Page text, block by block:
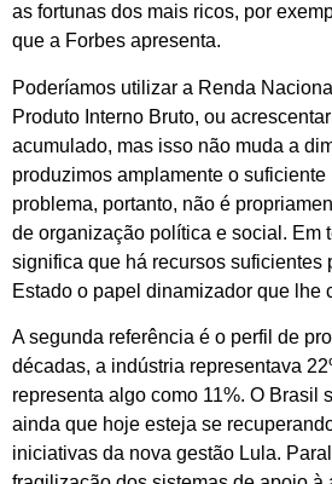
as fortunas dos mais ricos, por
que a Forbes apresenta.
Poderíamos utilizar a Renda
Produto Interno Bruto, ou
acumulado, mas isso não muda a
produzimos amplamente o
problema, portanto, não é
de organização política e social. Em
significa que há recursos suficientes
Estado o papel dinamizador que lhe
A segunda referência é o perfil de
décadas, a indústria representava
representa algo como 11%. O Brasil
ainda que hoje esteja se
iniciativas da nova gestão Lula.